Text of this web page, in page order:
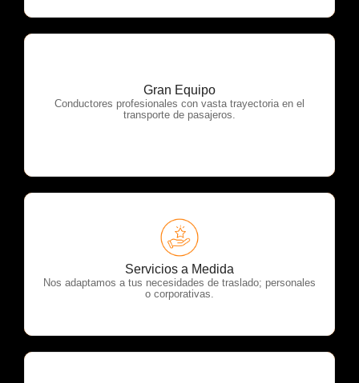
Gran Equipo
Conductores profesionales con vasta trayectoria en el
transporte de pasajeros.
OTP Servicios
Servicios a Medida
Nos adaptamos a tus necesidades de traslado; personales
o corporativas.
OTP Servicios